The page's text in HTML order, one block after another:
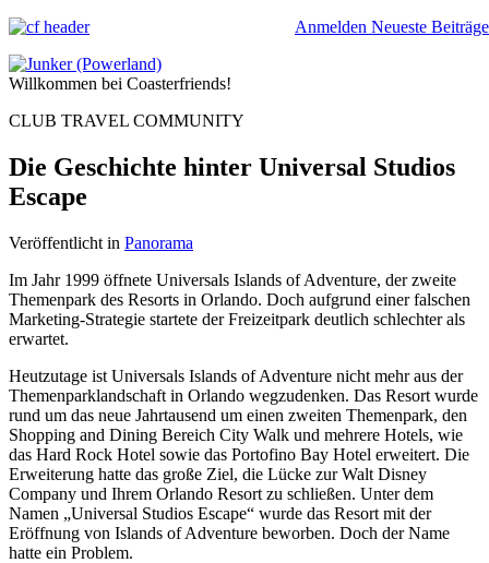
Anmelden Neueste Beiträge
Willkommen bei Coasterfriends!
CLUB TRAVEL COMMUNITY
Die Geschichte hinter Universal Studios
Escape
Veröffentlicht in Panorama
Im Jahr 1999 öffnete Universals Islands of Adventure, der zweite
Themenpark des Resorts in Orlando. Doch aufgrund einer falschen
Marketing-Strategie startete der Freizeitpark deutlich schlechter als
erwartet.
Heutzutage ist Universals Islands of Adventure nicht mehr aus der
Themenparklandschaft in Orlando wegzudenken. Das Resort wurde
rund um das neue Jahrtausend um einen zweiten Themenpark, den
Shopping and Dining Bereich City Walk und mehrere Hotels, wie
das Hard Rock Hotel sowie das Portofino Bay Hotel erweitert. Die
Erweiterung hatte das große Ziel, die Lücke zur Walt Disney
Company und Ihrem Orlando Resort zu schließen. Unter dem
Namen „Universal Studios Escape“ wurde das Resort mit der
Eröffnung von Islands of Adventure beworben. Doch der Name
hatte ein Problem.